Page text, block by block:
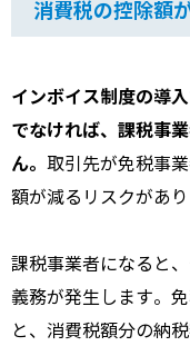
消費税の控除額
インボイス制度の導
でなければ、課税事
ん。 取引先が免税事
額が減るリスクがあり
課税事業者になると
義務が発生します。
と、消費税額分の納